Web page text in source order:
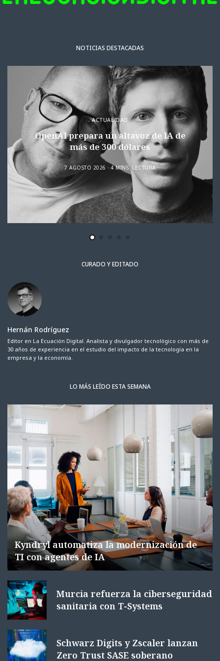
NOTICIAS DESTACADAS
ACTUALIDAD
OpenAI prepara un altavoz de IA de
más de 300 dólares
7 AGOSTO 2026 4 MINS. LECTURA
CURADO Y EDITADO
Hernán Rodríguez
Editor en La Ecuación Digital. Analista y divulgador tecnológico con más de
30 años de experiencia en el estudio del impacto de la tecnología en la
empresa y la economía.
LO MÁS LEÍDO ESTA SEMANA
Kyndryl automatiza la modernización de
TI con agentes de IA
Murcia refuerza la ciberseguridad
sanitaria con T-Systems
Schwarz Digits y Zscaler lanzan
Zero Trust SASE soberano